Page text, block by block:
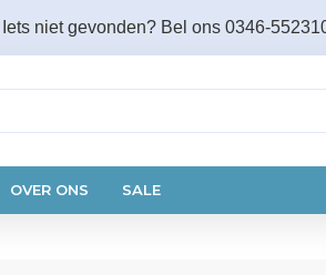
Iets niet gevonden? Bel ons 0346-
OVER ONS SALE